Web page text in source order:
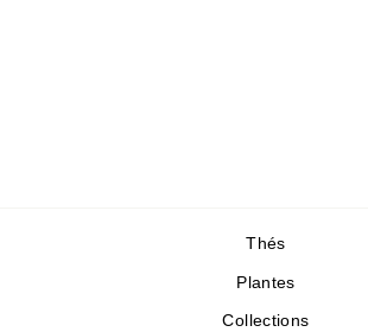
Thés
Plantes
Collections